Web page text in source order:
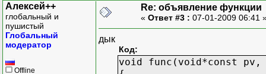
Алексей++
глобальный и
пушистый
Глобальный
модератор
Offline
Re: объявление функции
« Ответ #3 : 07-01-2009 06:41
дык
Код:
void func(void*const pv,